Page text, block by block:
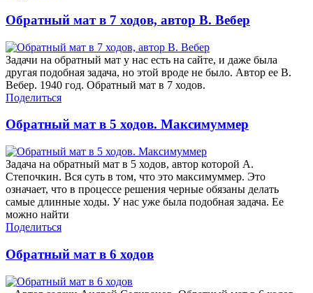
Обратный мат в 7 ходов, автор В. Вебер
Задачи на обратный мат у нас есть на сайте, и даже была
другая подобная задача, но этой вроде не было. Автор ее В.
Вебер. 1940 год. Обратный мат в 7 ходов.
Поделиться
Обратный мат в 5 ходов. Максимуммер
Задача на обратный мат в 5 ходов, автор которой А.
Степочкин. Вся суть в том, что это максимуммер. Это
означает, что в процессе решения черные обязаны делать
самые длинные ходы. У нас уже была подобная задача. Ее
можно найти
Поделиться
Обратный мат в 6 ходов